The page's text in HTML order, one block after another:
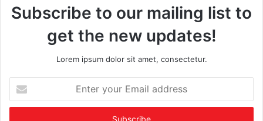
Subscribe to our mailing list to
get the new updates!
Lorem ipsum dolor sit amet, consectetur.
your
Email